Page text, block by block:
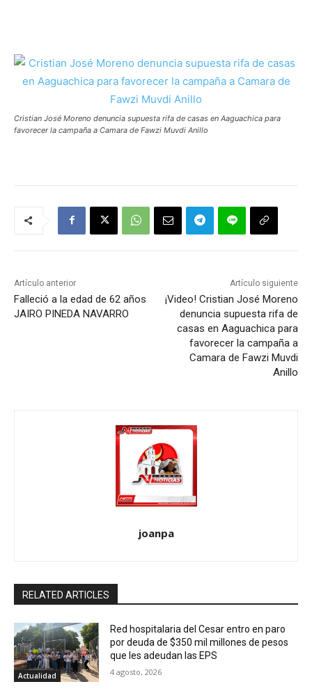
Cristian José Moreno denuncia supuesta rifa de casas en Aaguachica para
favorecer la campaña a Camara de Fawzi Muvdi Anillo
Artículo anterior
Falleció a la edad de 62 años
JAIRO PINEDA NAVARRO
Artículo siguiente
¡Video! Cristian José Moreno
denuncia supuesta rifa de
casas en Aaguachica para
favorecer la campaña a
Camara de Fawzi Muvdi
Anillo
joanpa
RELATED ARTICLES
Actualidad
Red hospitalaria del Cesar entro en paro
por deuda de $350 mil millones de pesos
que les adeudan las EPS
4 agosto, 2026